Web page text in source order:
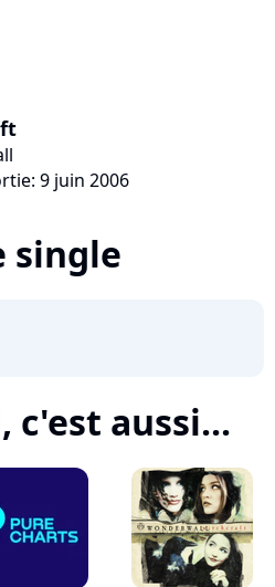
9 juin 2006
single
c'est aussi...